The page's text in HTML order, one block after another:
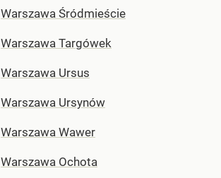
Warszawa Śródmieście
Warszawa Targówek
Warszawa Ursus
Warszawa Ursynów
Warszawa Wawer
Warszawa Ochota